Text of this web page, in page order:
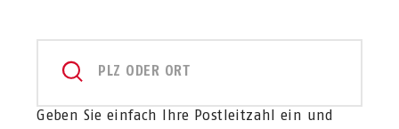
PLZ ODER ORT
Geben Sie einfach Ihre Postleitzahl ein und